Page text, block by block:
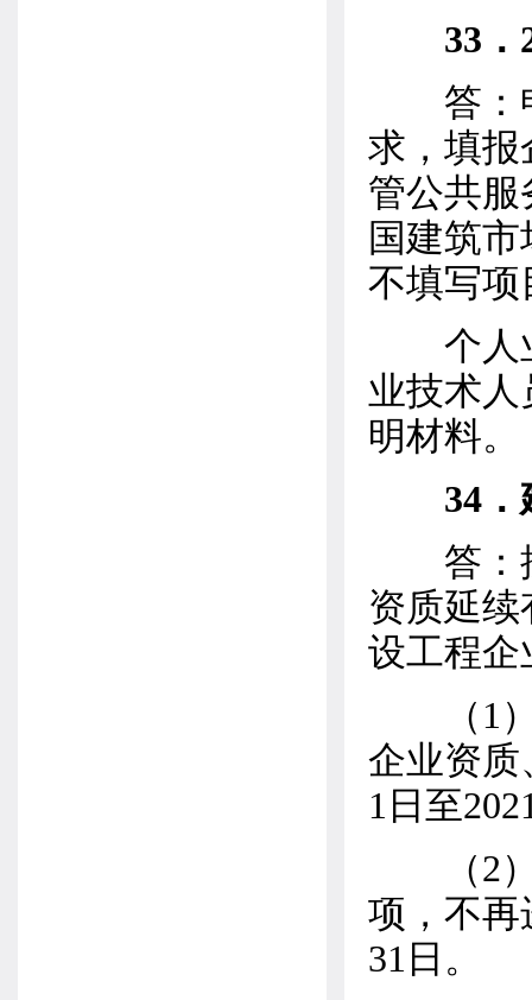
33
答：申
求，填报
管公共服
国建筑
不填写项
个人业
业技术人
明材料。
34
答：按
资质延续
设工程企
（1）
企业资质
1日至
（2）
项，不再
31日。